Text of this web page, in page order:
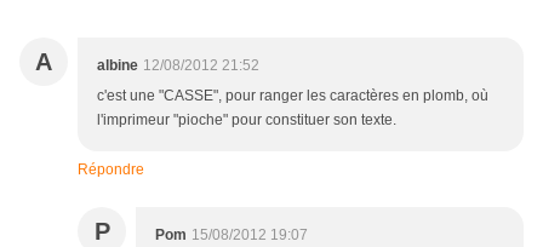
A albine 12/08/2012 21:52
c'est une "CASSE", pour ranger les caractères en plomb, où
l'imprimeur "pioche" pour constituer son texte.
Répondre
P Pom 15/08/2012 19:07